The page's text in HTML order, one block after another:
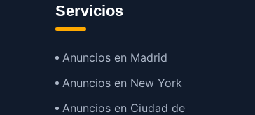
Servicios
Anuncios en Madrid
Anuncios en New York
Anuncios en Ciudad de